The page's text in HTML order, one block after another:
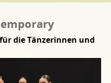
die Tänzerinnen und